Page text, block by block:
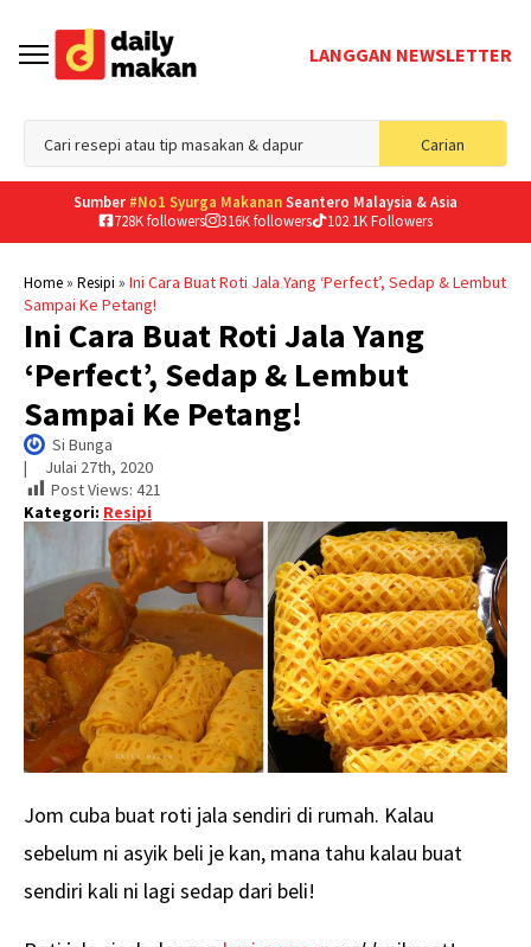
LANGGAN NEWSLETTER
Carian
for:
Sumber #No1 Syurga MakananSeantero Malaysia & Asia
728K followers
316K followers 102.1K Followers
Home» Resipi » Ini Cara Buat Roti Jala Yang ‘Perfect’, Sedap & Lembut
Sampai Ke Petang!
Ini Cara Buat Roti Jala Yang
‘Perfect’, Sedap & Lembut
Sampai Ke Petang!
Si Bunga
| Julai 27th, 2020
Post Views: 421
Kategori: Resipi
Jom cuba buat roti jala sendiri di rumah. Kalau
sebelum ni asyik beli je kan, mana tahu kalau buat
sendiri kali ni lagi sedap dari beli!